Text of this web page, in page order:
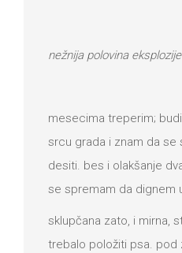
nežnija polovina eksplozije
mesecima treperim;
srcu grada i znam da se
desiti. bes i olakšanje
se spremam da dignem
sklupčana zato, i mirna,
trebalo položiti psa. pod